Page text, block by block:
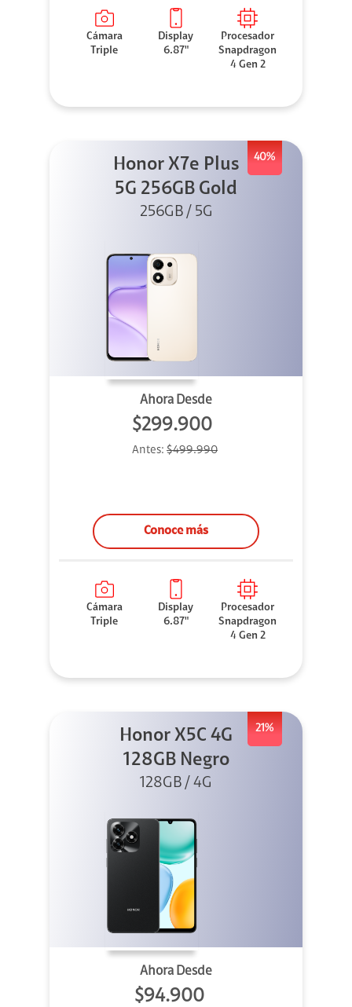
Cámara
Triple
Display
6.87"
Procesador
Snapdragon
4 Gen 2
40%
Honor X7e Plus
5G 256GB Gold
256GB / 5G
Ahora Desde
$299.900
Antes: $499.990
Conoce más
Cámara
Triple
Display
6.87"
Procesador
Snapdragon
4 Gen 2
21%
Honor X5C 4G
128GB Negro
128GB / 4G
Ahora Desde
$94.900